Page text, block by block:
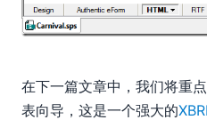
在下一篇文章中，我们将重
表向导，这是一个强大的